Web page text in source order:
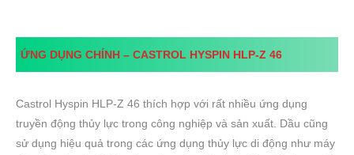
ỨNG DỤNG CHÍNH –CASTROL HYSPIN HLP-Z46
Castrol Hyspin HLP-Z 46 thích hợp với rất nhiều ứng dụng
truyền động thủy lực trong công nghiệp và sản xuất. Dầu cũng
sử dụng hiệu quả trong các ứng dụng thủy lực di động như máy